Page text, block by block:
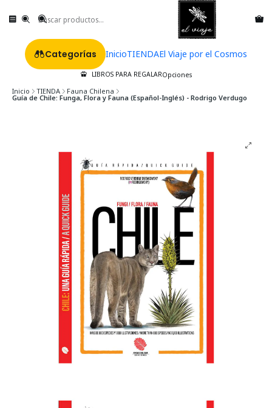
Categorías InicioTIENDAEl Viaje por el Cosmos
LIBROS PARA REGALAROpciones
Inicio TIENDA Fauna Chilena
Guía de Chile: Funga, Flora y Fauna (Español-Inglés) - Rodrigo Verdugo